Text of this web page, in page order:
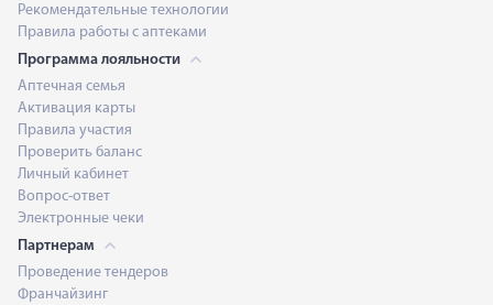
Рекомендательные технологии
Правила работы с аптеками
Программа лояльности
Аптечная семья
Активация карты
Правила участия
Проверить баланс
Личный кабинет
Вопрос-ответ
Электронные чеки
Партнерам
Проведение тендеров
Франчайзинг